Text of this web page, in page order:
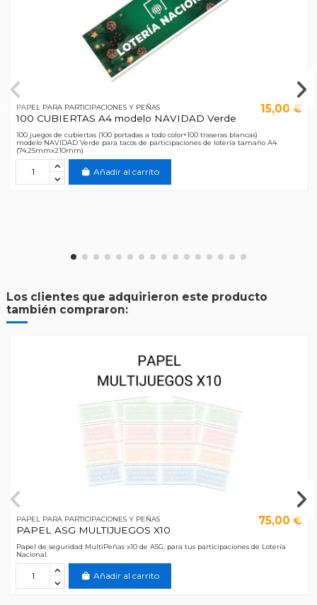
PAPEL PARA PARTICIPACIONES Y PEÑAS
100 CUBIERTAS A4 modelo NAVIDAD Verde
15,00 €
100 juegos de cubiertas (100 portadas a todo color+100 traseras blancas)
modelo NAVIDAD Verde para tacos de participaciones de lotería tamaño A4
(74,25mmx210mm)
Añadir al carrito
Los clientes que adquirieron este producto
también compraron:
PAPEL PARA PARTICIPACIONES Y PEÑAS
PAPEL ASG MULTIJUEGOS X10
75,00 €
Papel de seguridad MultiPeñas x10 de ASG, para tus participaciones de Lotería
Nacional.
Añadir al carrito